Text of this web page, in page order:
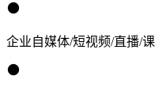
企业自媒体/短视频/直播/